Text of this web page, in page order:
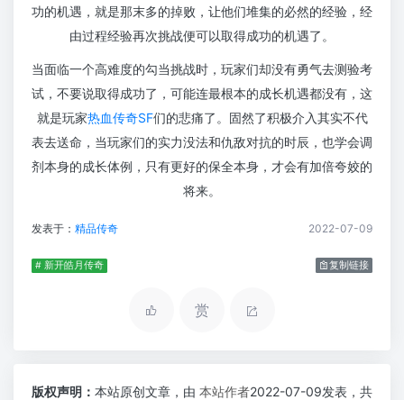
功的机遇，就是那末多的掉败，让他们堆集的必然的经验，经
由过程经验再次挑战便可以取得成功的机遇了。
当面临一个高难度的勾当挑战时，玩家们却没有勇气去测验考
试，不要说取得成功了，可能连最根本的成长机遇都没有，这
就是玩家热血传奇SF们的悲痛了。固然了积极介入其实不代
表去送命，当玩家们的实力没法和仇敌对抗的时辰，也学会调
剂本身的成长体例，只有更好的保全本身，才会有加倍夸姣的
将来。
发表于： 精品传奇 2022-07-09
# 新开皓月传奇 复制链接
赏
版权声明： 本站原创文章，由 本站作者2022-07-09发表，共